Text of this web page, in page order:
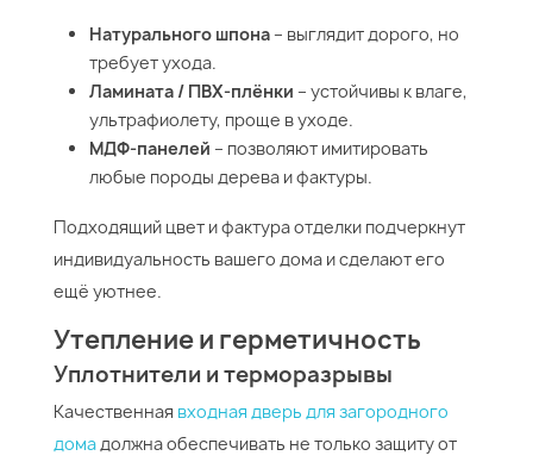
Натурального шпона – выглядит дорого, но
требует ухода.
Ламината / ПВХ-плёнки – устойчивы к влаге,
ультрафиолету, проще в уходе.
МДФ-панелей – позволяют имитировать
любые породы дерева и фактуры.
Подходящий цвет и фактура отделки подчеркнут
индивидуальность вашего дома и сделают его
ещё уютнее.
Утепление и герметичность
Уплотнители и терморазрывы
Качественная входная дверь для загородного
дома должна обеспечивать не только защиту от